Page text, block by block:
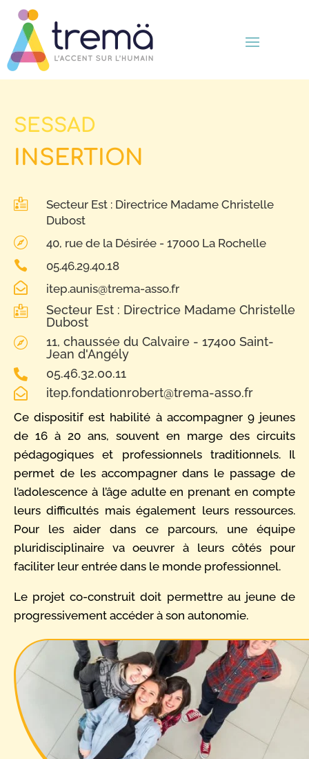
SESSAD
INSERTION

Secteur Est : Directrice Madame Christelle
Dubost

40, rue de la Désirée - 17000 La Rochelle

05.46.29.40.18

itep.aunis@trema-asso.fr

Secteur Est : Directrice Madame Christelle
Dubost

11, chaussée du Calvaire - 17400 Saint-
Jean d'Angély

05.46.32.00.11

itep.fondationrobert@trema-asso.fr
Ce dispositif est habilité à accompagner 9 jeunes
de 16 à 20 ans, souvent en marge des circuits
pédagogiques et professionnels traditionnels. Il
permet de les accompagner dans le passage de
l’adolescence à l’âge adulte en prenant en compte
leurs difficultés mais également leurs ressources.
Pour les aider dans ce parcours, une équipe
pluridisciplinaire va oeuvrer à leurs côtés pour
faciliter leur entrée dans le monde professionnel.
Le projet co-construit doit permettre au jeune de
progressivement accéder à son autonomie.